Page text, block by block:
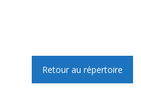
Retour au répertoire